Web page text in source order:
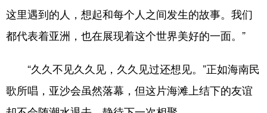
这里遇到的人，想起和每个人之间发生的故事。我们
都代表着亚洲，也在展现着这个世界美好的一面。”
“久久不见久久见，久久见过还想见。”正如海南民
歌所唱，亚沙会虽然落幕，但这片海滩上结下的友谊